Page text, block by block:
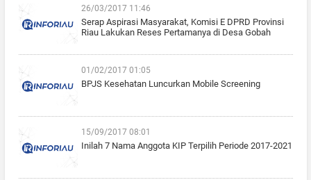
26/03/2017 11:46
Serap Aspirasi Masyarakat, Komisi E DPRD Provinsi
Riau Lakukan Reses Pertamanya di Desa Gobah
01/02/2017 01:05
BPJS Kesehatan Luncurkan Mobile Screening
15/09/2017 08:01
Inilah 7 Nama Anggota KIP Terpilih Periode 2017-2021